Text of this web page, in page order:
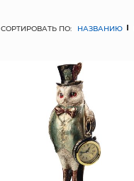
СОРТИРОВАТЬ ПО: НАЗВАНИЮ